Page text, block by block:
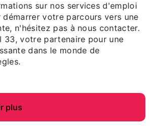
sur nos services d'emploi
votre parcours vers une
n'hésitez pas à nous contacter.
33, votre partenaire pour une
dans le monde de
plus